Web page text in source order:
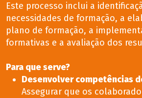
Este processo inclui a
necessidades de formação, a
plano de formação, a
formativas e a avaliação dos
Para que serve?
Desenvolver competências
Assegurar que os